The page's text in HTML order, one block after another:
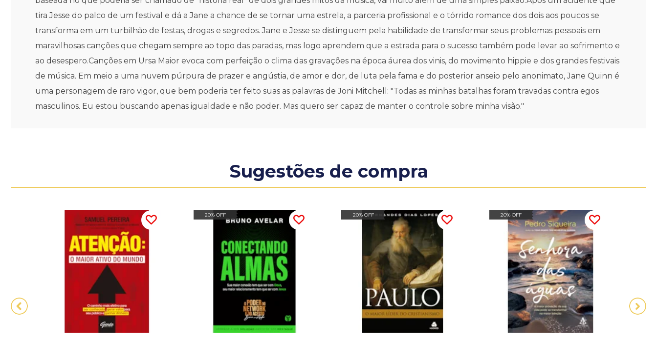
tira Jesse do palco de um festival e dá a Jane a chance de se tornar uma estrela, a parceria profissional e o tórrido romance dos dois aos poucos se
transforma em um turbilhão de festas, drogas e segredos. Jane e Jesse se distinguem pela habilidade de transformar seus problemas pessoais em
maravilhosas canções que chegam sempre ao topo das paradas, mas logo aprendem que a estrada para o sucesso também pode levar ao sofrimento e
ao desespero.Canções em Ursa Maior evoca com perfeição o clima das gravações na época áurea dos vinis, do movimento hippie e dos grandes festivais
de música. Em meio a uma nuvem púrpura de prazer e angústia, de amor e dor, de luta pela fama e do posterior anseio pelo anonimato, Jane Quinn é
uma personagem de raro vigor, que bem poderia ter feito suas as palavras de Joni Mitchell: "Todas as minhas batalhas foram travadas contra egos
masculinos. Eu estou buscando apenas igualdade e não poder. Mas quero ser capaz de manter o controle sobre minha visão."
Sugestões de compra
20% OFF 20% OFF 20% OFF